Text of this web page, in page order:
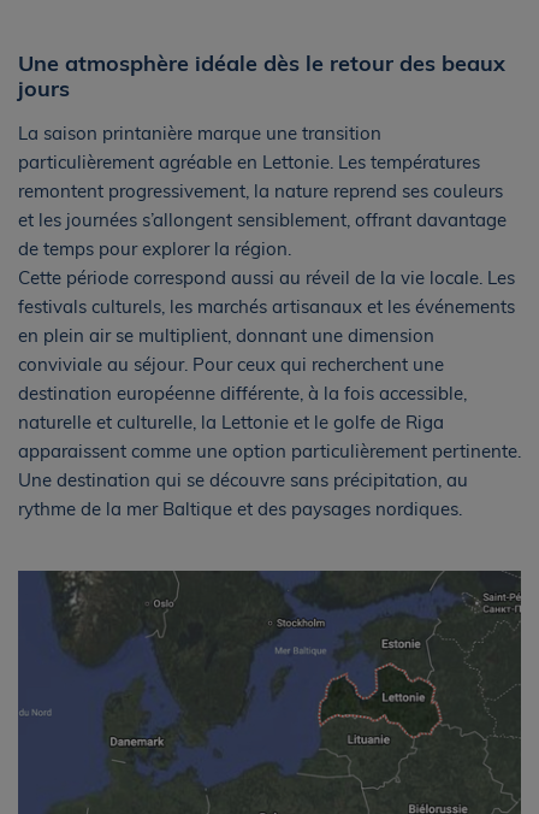
Une atmosphère idéale dès le retour des beaux
jours
La saison printanière marque une transition
particulièrement agréable en Lettonie. Les températures
remontent progressivement, la nature reprend ses couleurs
et les journées s’allongent sensiblement, offrant davantage
de temps pour explorer la région.
Cette période correspond aussi au réveil de la vie locale. Les
festivals culturels, les marchés artisanaux et les événements
en plein air se multiplient, donnant une dimension
conviviale au séjour. Pour ceux qui recherchent une
destination européenne différente, à la fois accessible,
naturelle et culturelle, la Lettonie et le golfe de Riga
apparaissent comme une option particulièrement pertinente.
Une destination qui se découvre sans précipitation, au
rythme de la mer Baltique et des paysages nordiques.